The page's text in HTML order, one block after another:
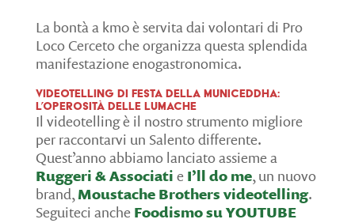
La bontà a km0 è servita dai volontari di Pro
Loco Cerceto che organizza questa splendida
manifestazione enogastronomica.
Videotelling di Festa della Municeddha:
l’operosità delle lumache
Il videotelling è il nostro strumento migliore
per raccontarvi un Salento differente.
Quest’anno abbiamo lanciato assieme a
Ruggeri & Associati e I’ll do me, un nuovo
brand,Moustache Brothers videotelling.
Seguiteci anche Foodismo su YOUTUBE